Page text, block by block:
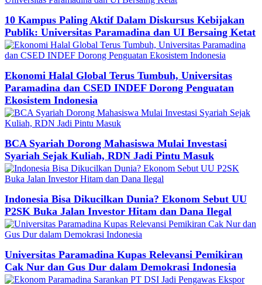
10 Kampus Paling Aktif Dalam Diskursus Kebijakan
Publik: Universitas Paramadina dan UI Bersaing Ketat
Ekonomi Halal Global Terus Tumbuh, Universitas
Paramadina dan CSED INDEF Dorong Penguatan
Ekosistem Indonesia
BCA Syariah Dorong Mahasiswa Mulai Investasi
Syariah Sejak Kuliah, RDN Jadi Pintu Masuk
Indonesia Bisa Dikucilkan Dunia? Ekonom Sebut UU
P2SK Buka Jalan Investor Hitam dan Dana Ilegal
Universitas Paramadina Kupas Relevansi Pemikiran
Cak Nur dan Gus Dur dalam Demokrasi Indonesia